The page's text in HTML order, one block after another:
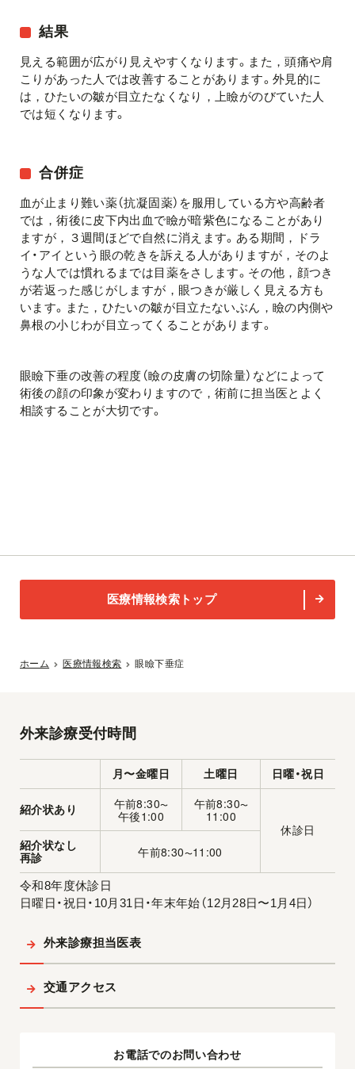
結果
見える範囲が広がり見えやすくなります。また，頭痛や肩
こりがあった人では改善することがあります。外見的に
は，ひたいの皺が目立たなくなり，上瞼がのびていた人
では短くなります。
合併症
血が止まり難い薬（抗凝固薬）を服用している方や高齢者
では，術後に皮下内出血で瞼が暗紫色になることがあり
ますが，３週間ほどで自然に消えます。ある期間，ドラ
イ・アイという眼の乾きを訴える人がありますが，そのよ
うな人では慣れるまでは目薬をさします。その他，顔つき
が若返った感じがしますが，眼つきが厳しく見える方も
います。また，ひたいの皺が目立たないぶん，瞼の内側や
鼻根の小じわが目立ってくることがあります。
眼瞼下垂の改善の程度（瞼の皮膚の切除量）などによって
術後の顔の印象が変わりますので，術前に担当医とよく
相談することが大切です。
医療情報検索トップ
ホーム 医療情報検索 眼瞼下垂症
外来診療受付時間
月〜金曜日 土曜日 日曜・祝日
紹介状あり 午前8:30〜
午後1:00
午前8:30〜
11:00
休診日
紹介状なし
再診
午前8:30〜11:00
令和8年度休診日
日曜日・祝日・10月31日・年末年始（12月28日〜1月4日）
外来診療担当医表
交通アクセス
お電話でのお問い合わせ